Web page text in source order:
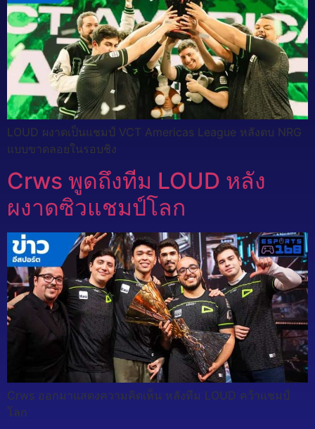
LOUD ผงาดเป็นแชมป์ VCT Americas League หลังตบ NRG
แบบขาดลอยในรอบชิง
Crws พูดถึงทีม LOUD หลัง
ผงาดซิวแชมป์โลก
Crws ออกมาแสดงความคิดเห็น หลังทีม LOUD คว้าแชมป์
โลก